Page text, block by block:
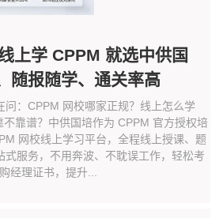
上学 CPPM 就选中供国
随报随学、通关率高
问：CPPM 网校哪家正规？线上怎么学
靠谱？中供国培作为 CPPM 官方授权培
网校线上学习平台，全程线上授课、题
式服务，不用奔波、不耽误工作，轻松考
经理证书，提升...